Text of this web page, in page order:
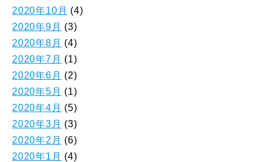
2020年10月 (4)
2020年9月 (3)
2020年8月 (4)
2020年7月 (1)
2020年6月 (2)
2020年5月 (1)
2020年4月 (5)
2020年3月 (3)
2020年2月 (6)
2020年1月 (4)